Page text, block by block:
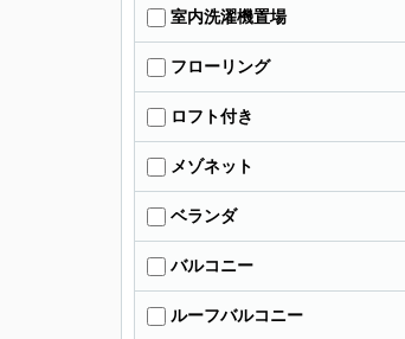
室内洗濯機置場
フローリング
ロフト付き
メゾネット
ベランダ
バルコニー
ルーフバルコニー